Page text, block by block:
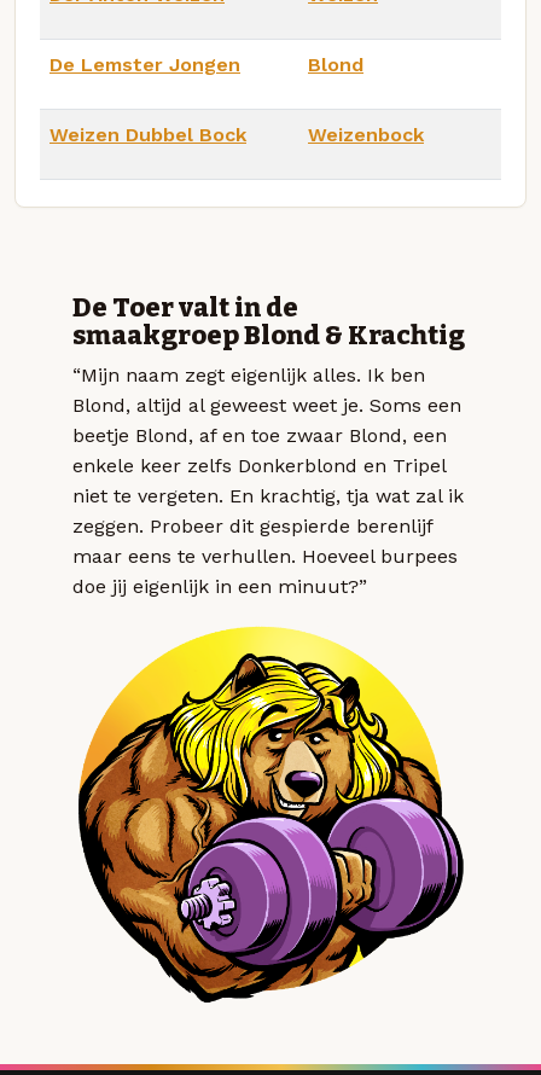
De Lemster Jongen Blond
Weizen Dubbel Bock Weizenbock
De Toer valt in de
smaakgroep Blond & Krachtig
“Mijn naam zegt eigenlijk alles. Ik ben
Blond, altijd al geweest weet je. Soms een
beetje Blond, af en toe zwaar Blond, een
enkele keer zelfs Donkerblond en Tripel
niet te vergeten. En krachtig, tja wat zal ik
zeggen. Probeer dit gespierde berenlijf
maar eens te verhullen. Hoeveel burpees
doe jij eigenlijk in een minuut?”